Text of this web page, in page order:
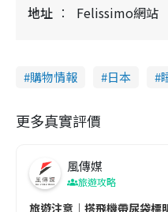
地址 Felissimo網站
購物情報 日本
更多真實評價
風傳媒
旅遊攻略
旅遊注意｜搭飛機帶尿袋